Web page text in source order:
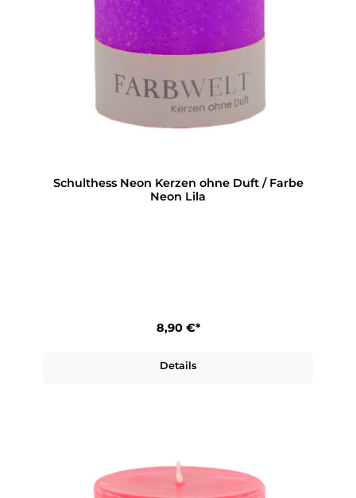
Schulthess Neon Kerzen ohne Duft / Farbe
Neon Lila
8,90 €*
Details